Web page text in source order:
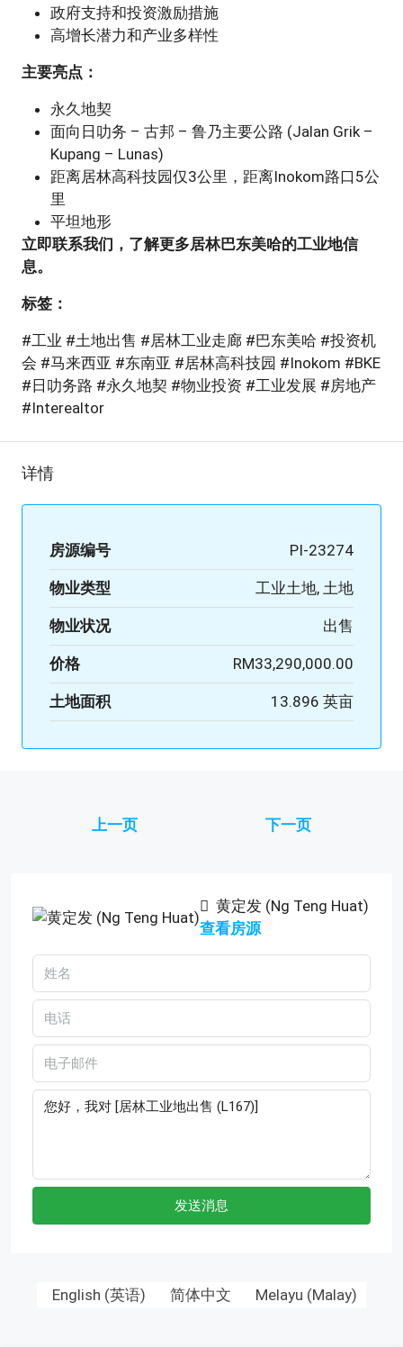
政府支持和投资激励措施
高增长潜力和产业多样性
主要亮点：
永久地契
面向日叻务 – 古邦 – 鲁乃主要公路 (Jalan Grik –
Kupang – Lunas)
距离居林高科技园仅3公里，距离Inokom路口5公
里
平坦地形
立即联系我们，了解更多居林巴东美哈的工业地信
息。
标签：
#工业 #土地出售 #居林工业走廊 #巴东美哈 #投资机
会 #马来西亚 #东南亚 #居林高科技园 #Inokom #BKE
#日叻务路 #永久地契 #物业投资 #工业发展 #房地产
#Interealtor
详情
房源编号 PI-23274
物业类型 工业土地, 土地
物业状况 出售
价格 RM33,290,000.00
土地面积 13.896 英亩
上一页 下一页
黄定发 (Ng Teng Huat)
查看房源
发送消息
English (英语) 简体中文 Melayu (Malay)